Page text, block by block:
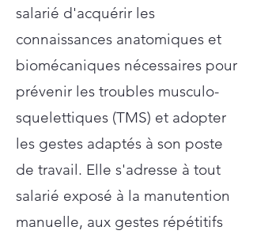
salarié d'acquérir les
connaissances anatomiques et
biomécaniques nécessaires pour
prévenir les troubles musculo-
squelettiques (TMS) et adopter
les gestes adaptés à son poste
de travail. Elle s'adresse à tout
salarié exposé à la manutention
manuelle, aux gestes répétitifs